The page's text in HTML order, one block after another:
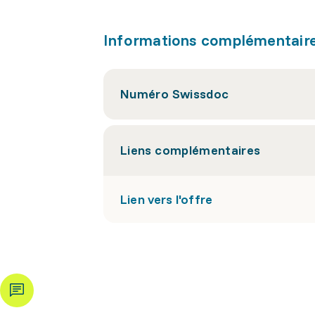
Informations
Numéro Swissdoc
Liens complémentaires
Lien vers l'offre